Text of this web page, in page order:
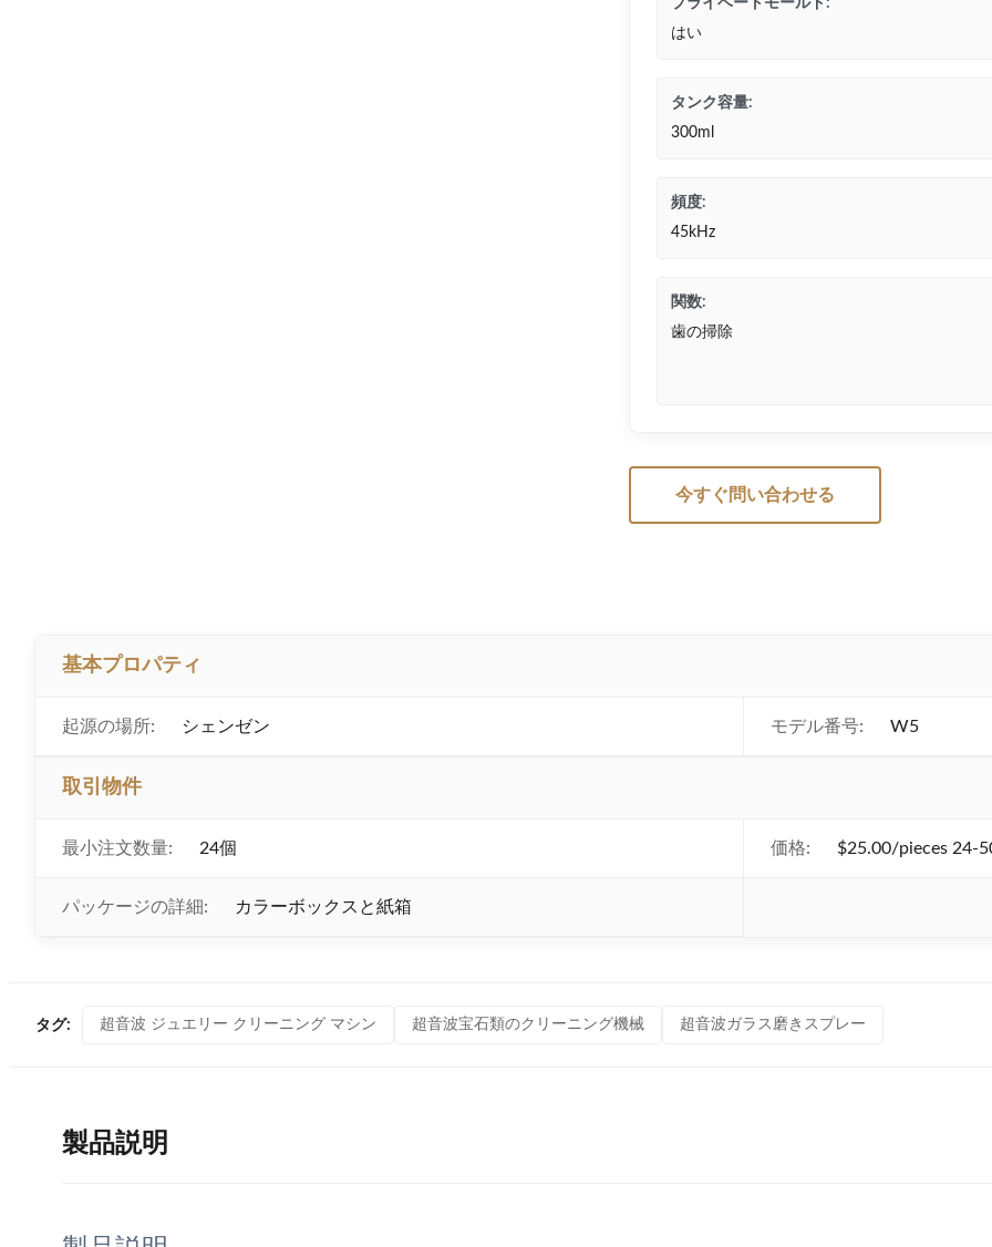
プライベートモールド:
はい
タンク容量:
300ml
頻度:
45kHz
関数:
歯の掃除
今すぐ問い合わせる
基本プロパティ
起源の場所: シェンゼン モデル番号: W5
取引物件
最小注文数量: 24個 価格: $25.00/pieces 24-
パッケージの詳細: カラーボックスと紙箱
タグ: 超音波 ジュエリー クリーニング マシン 超音波宝石類のクリーニング機械 超音波ガラス磨きスプレー
製品説明